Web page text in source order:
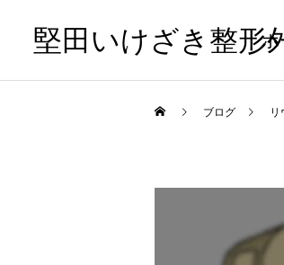
堅田いけざき整形ホ
治療
ブログ